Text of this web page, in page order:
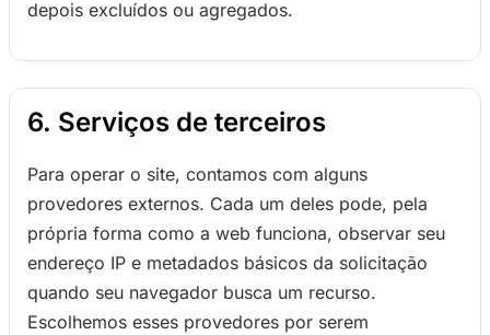
depois excluídos ou agregados.
6. Serviços de terceiros
Para operar o site, contamos com alguns
provedores externos. Cada um deles pode, pela
própria forma como a web funciona, observar seu
endereço IP e metadados básicos da solicitação
quando seu navegador busca um recurso.
Escolhemos esses provedores por serem